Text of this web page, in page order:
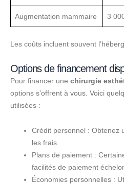
Augmentation mammaire 3
Les coûts incluent souvent
Options de financement
Pour financer une chirurgie
options s’offrent à vous. Voici
utilisées :
Crédit personnel : Obtenez
les frais.
Plans de paiement :
facilités de paiement
Économies personnelles :